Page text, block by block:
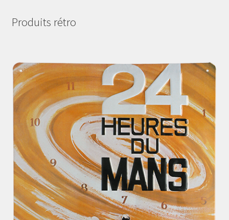
Produits rétro